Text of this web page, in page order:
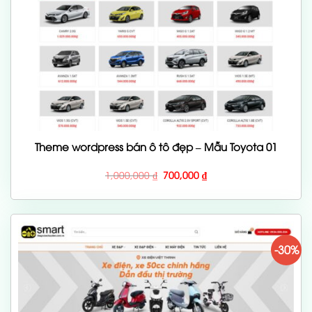
Theme wordpress bán ô tô đẹp – Mẫu Toyota 01
1,000,000₫ Giá
gốc
1,000,000 ₫.
700,000₫Giá
hiện
là:
-30%